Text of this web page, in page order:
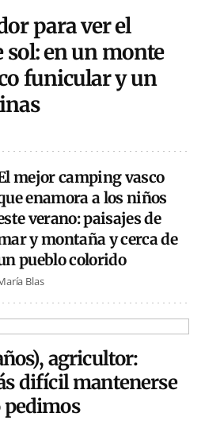
para ver el
sol: en un monte
funicular y un
mejor camping vasco
enamora a los niños
verano: paisajes de
y montaña y cerca de
pueblo colorido
Blas
agricultor:
difícil mantenerse
pedimos